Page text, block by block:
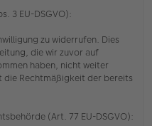
3 EU-DSGVO):
zu widerrufen. Dies
die wir zuvor auf
haben, nicht weiter
Rechtmäßigkeit der bereits
(Art. 77 EU-DSGVO):